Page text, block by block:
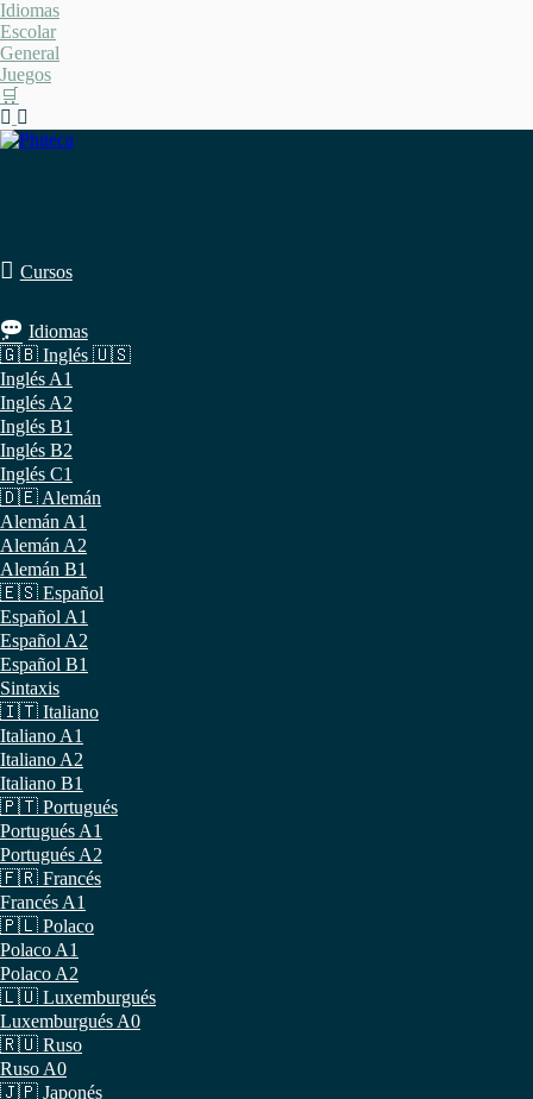
Saltar
al
contenido
Idiomas
Escolar
General
Juegos
🛒
Cursos
Idiomas
🇬🇧 Inglés 🇺🇸
Inglés A1
Inglés A2
Inglés B1
Inglés B2
Inglés C1
🇩🇪 Alemán
Alemán A1
Alemán A2
Alemán B1
🇪🇸 Español
Español A1
Español A2
Español B1
Sintaxis
🇮🇹 Italiano
Italiano A1
Italiano A2
Italiano B1
🇵🇹 Portugués
Portugués A1
Portugués A2
🇫🇷 Francés
Francés A1
🇵🇱 Polaco
Polaco A1
Polaco A2
🇱🇺 Luxemburgués
Luxemburgués A0
🇷🇺 Ruso
Ruso A0
🇯🇵 Japonés